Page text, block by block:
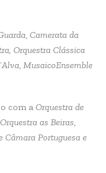
, Camerata da
Orquestra Clássica
, MusaicoEnsemble
com a Orquestra de
Orquestra as Beiras,
Câmara Portuguesa e